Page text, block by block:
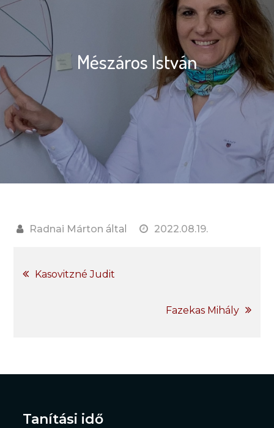
Mészáros István
Radnai Márton által 2022.08.19.
Bejegyzés
Kasovitzné Judit
Fazekas Mihály
Tanítási idő